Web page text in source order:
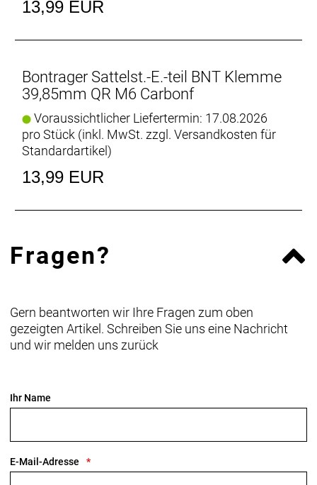
13,99 EUR
Bontrager Sattelst.-E.-teil BNT Klemme
39,85mm QR M6 Carbonf
Voraussichtlicher Liefertermin: 17.08.2026
pro Stück (inkl. MwSt. zzgl. Versandkosten für
Standardartikel)
13,99 EUR
Fragen?
Gern beantworten wir Ihre Fragen zum oben
gezeigten Artikel. Schreiben Sie uns eine Nachricht
und wir melden uns zurück
Ihr Name
E-Mail-Adresse